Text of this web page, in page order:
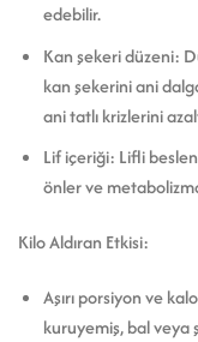
edebilir.
Kan şekeri düzeni:
kan şekerini ani
ani tatlı krizlerini
Lif içeriği: Lifli
önler ve
Kilo Aldıran Etkisi:
Aşırı porsiyon ve
kuruyemiş, bal veya